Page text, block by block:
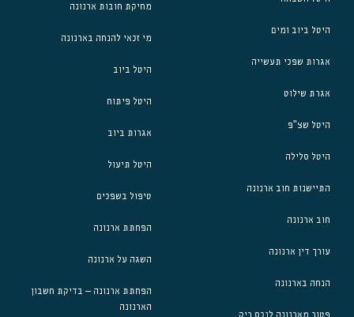
היטל ביוב ומים
אגרות שפכי תעשייה
אגרת שילוט
היטל שצ"פ
היטל סלילה
התיישנות חוב ארנונה
חוב ארנונה
עורך דין ארנונה
הנחה בארנונה
מחיקת חובות ארנונה
מי זכאי להנחה בארנונה
היטל ביוב
היטל פיתוח
אגרות ביוב
היטל תיעול
טיפול בשפכים
הפחתת ארנונה
השגה על ארנונה
הפחתת ארנונה – בדיקת חשבון
הארנונה